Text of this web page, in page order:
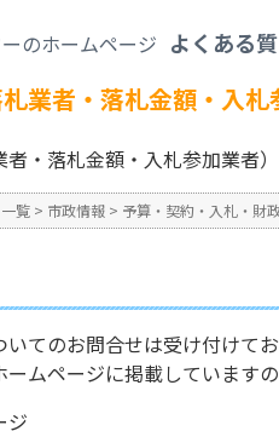
よくある
業者・落札金額・入
者・落札金額・入札参加業者
覧 > 市政情報 > 予算・契約・入札・財
いてのお問合せは受け付けて
ームページに掲載しています
ジ